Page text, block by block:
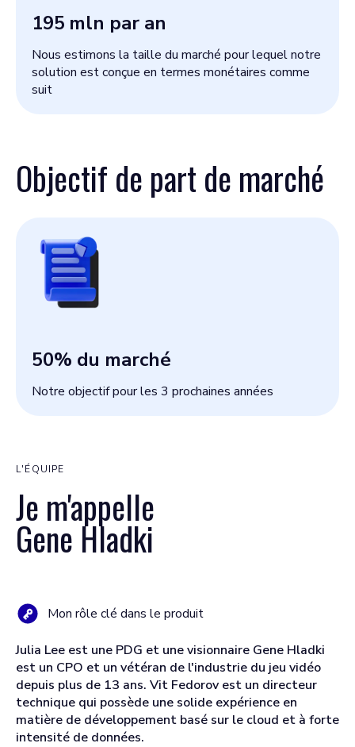
195 mln par an
Nous estimons la taille du marché pour lequel notre
solution est conçue en termes monétaires comme
suit
Objectif de part de marché
50% du marché
Notre objectif pour les 3 prochaines années
L'ÉQUIPE
Je m'appelle
Gene Hladki
Mon rôle clé dans le produit
Julia Lee est une PDG et une visionnaire Gene Hladki
est un CPO et un vétéran de l'industrie du jeu vidéo
depuis plus de 13 ans. Vit Fedorov est un directeur
technique qui possède une solide expérience en
matière de développement basé sur le cloud et à forte
intensité de données.